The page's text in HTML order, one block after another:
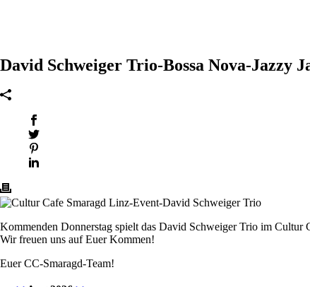
David Schweiger Trio-Bossa Nova-Jazzy
Kommenden Donnerstag spielt das David Schweiger Trio im Cultur
Wir freuen uns auf Euer Kommen!
Euer CC-Smaragd-Team!